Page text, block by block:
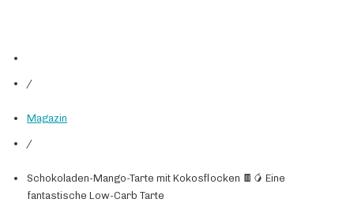
/
Magazin
/
Schokoladen-Mango-Tarte mit Kokosflocken 🍫🥭 Eine
fantastische Low-Carb Tarte